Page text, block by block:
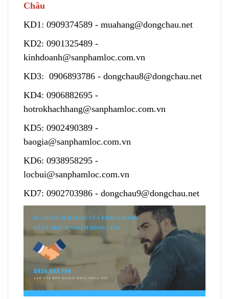
Châu
KD1: 0909374589 - muahang@dongchau.net
KD2: 0901325489 -
kinhdoanh@sanphamloc.com.vn
KD3: 0906893786 - dongchau8@dongchau.net
KD4: 0906882695 -
hotrokhachhang@sanphamloc.com.vn
KD5: 0902490389 -
baogia@sanphamloc.com.vn
KD6: 0938958295 -
locbui@sanphamloc.com.vn
KD7: 0902703986 - dongchau9@dongchau.net